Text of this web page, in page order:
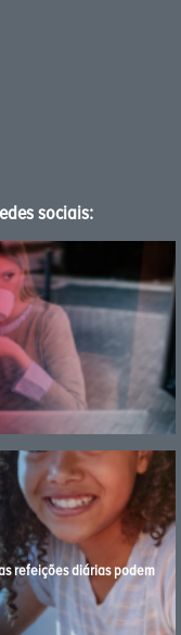
sociais:
refeições diárias podem